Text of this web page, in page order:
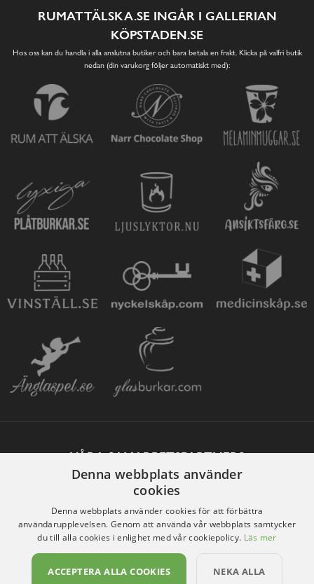
RUMATTÄLSKA.SE INGÅR I GALLERIAN
KÖPSTADEN.SE
Hos oss kan du handla i alla anslutna butiker och bara betala en frakt. Klicka på valfri butik
nedan (din varukorg följer automatiskt med):
VÅRA SAMARBETSPARTNERS
Denna webbplats använder
cookies
Denna webbplats använder cookies för att förbättra
användarupplevelsen. Genom att använda vår webbplats samtycker
du till alla cookies i enlighet med vår cookiepolicy. Läs mer
ACCEPTERA ALLA COOKIES NEKA ALLA